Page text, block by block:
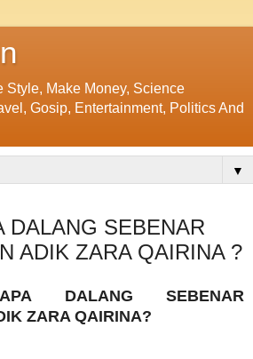
Style, Make Money, Science
Gosip, Entertainment, Politics And
▼
DALANG SEBENAR
ADIK ZARA QAIRINA ?
DALANG SEBENAR
ZARA QAIRINA?